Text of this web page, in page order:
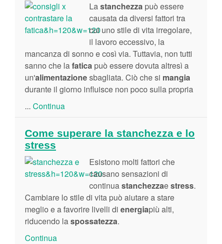
Lastanchezza può essere
causata da diversi fattori tra
cui uno stile di vita irregolare,
il lavoro eccessivo, la
mancanza di sonno e così via. Tuttavia, non tutti
sanno che lafatica può essere dovuta altresì a
un'alimentazionesbagliata. Ciò che si mangia
durante il giorno influisce non poco sulla propria
... Continua
Come superare la stanchezza e lo
stress
Esistono molti fattori che
causano sensazioni di
continuastanchezzaestress.
Cambiare lo stile di vita può aiutare a stare
meglio e a favorire livelli di energiapiù alti,
riducendo laspossatezza.
Continua